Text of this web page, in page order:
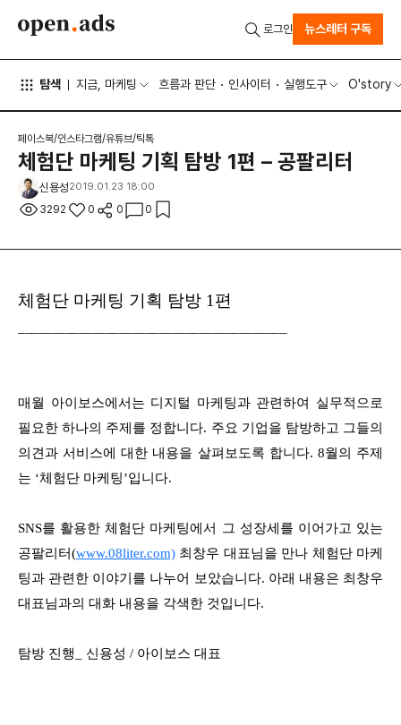
탐색 지금, 마케팅 흐름과 판단 인사이터 실행도구 O'story
로그인 뉴스레터 구독
페이스북/인스타그램/유튜브/틱톡
체험단 마케팅 기획 탐방 1편 – 공팔리터
신용성2019.01.23 18:00
3292 0 0 0
체험단 마케팅 기획 탐방 1편
매월 아이보스에서는 디지털 마케팅과 관련하여 실무적으로
필요한 하나의 주제를 정합니다. 주요 기업을 탐방하고 그들의
의견과 서비스에 대한 내용을 살펴보도록 합니다. 8월의 주제
는 ‘체험단 마케팅’입니다.
SNS를 활용한 체험단 마케팅에서 그 성장세를 이어가고 있는
공팔리터(www.08liter.com) 최창우 대표님을 만나 체험단 마케
팅과 관련한 이야기를 나누어 보았습니다. 아래 내용은 최창우
대표님과의 대화 내용을 각색한 것입니다.
탐방 진행_ 신용성 / 아이보스 대표